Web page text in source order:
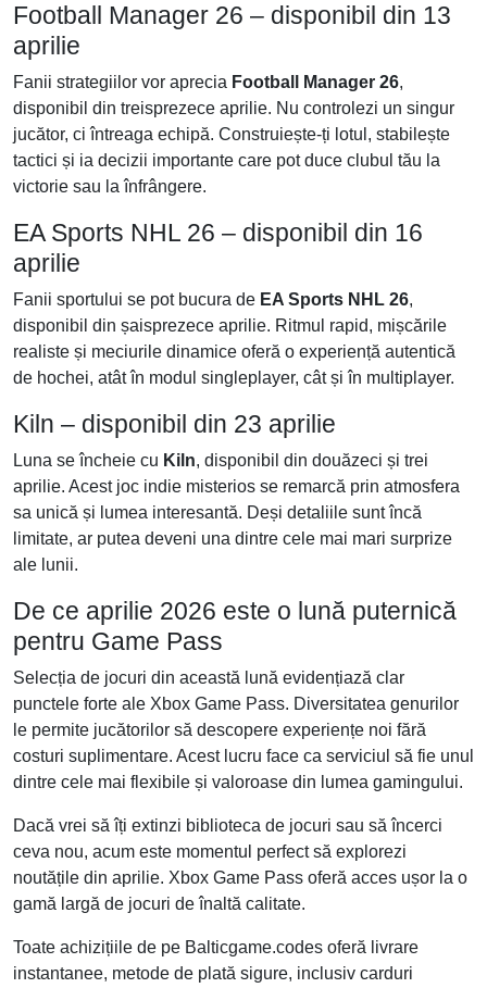
Football Manager 26 – disponibil din 13
aprilie
Fanii strategiilor vor aprecia Football Manager 26,
disponibil din treisprezece aprilie. Nu controlezi un singur
jucător, ci întreaga echipă. Construiește-ți lotul, stabilește
tactici și ia decizii importante care pot duce clubul tău la
victorie sau la înfrângere.
EA Sports NHL 26 – disponibil din 16
aprilie
Fanii sportului se pot bucura de EA Sports NHL 26,
disponibil din șaisprezece aprilie. Ritmul rapid, mișcările
realiste și meciurile dinamice oferă o experiență autentică
de hochei, atât în modul singleplayer, cât și în multiplayer.
Kiln – disponibil din 23 aprilie
Luna se încheie cu Kiln, disponibil din douăzeci și trei
aprilie. Acest joc indie misterios se remarcă prin atmosfera
sa unică și lumea interesantă. Deși detaliile sunt încă
limitate, ar putea deveni una dintre cele mai mari surprize
ale lunii.
De ce aprilie 2026 este o lună puternică
pentru Game Pass
Selecția de jocuri din această lună evidențiază clar
punctele forte ale Xbox Game Pass. Diversitatea genurilor
le permite jucătorilor să descopere experiențe noi fără
costuri suplimentare. Acest lucru face ca serviciul să fie unul
dintre cele mai flexibile și valoroase din lumea gamingului.
Dacă vrei să îți extinzi biblioteca de jocuri sau să încerci
ceva nou, acum este momentul perfect să explorezi
noutățile din aprilie. Xbox Game Pass oferă acces ușor la o
gamă largă de jocuri de înaltă calitate.
Toate achizițiile de pe Balticgame.codes oferă livrare
instantanee, metode de plată sigure, inclusiv carduri